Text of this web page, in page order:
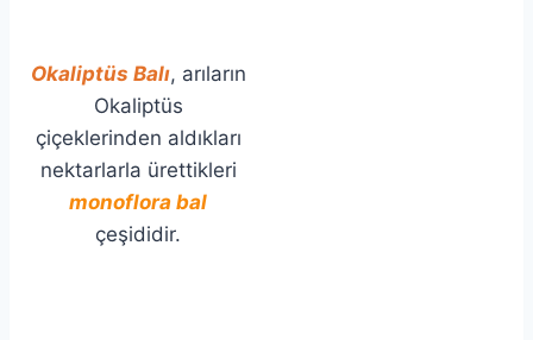
Okaliptüs Balı, arıların
Okaliptüs
çiçeklerinden aldıkları
nektarlarla ürettikleri
monoflora bal
çeşididir.